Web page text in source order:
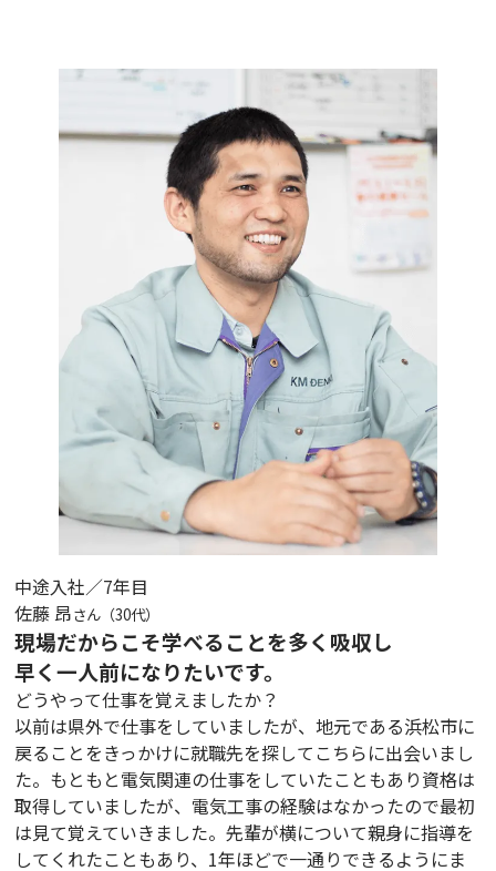
中途入社／7年目
佐藤 昂さん（30代）
現場だからこそ学べることを多く吸収し
早く一人前になりたいです。
どうやって仕事を覚えましたか？
以前は県外で仕事をしていましたが、地元である浜松市に
戻ることをきっかけに就職先を探してこちらに出会いまし
た。もともと電気関連の仕事をしていたこともあり資格は
取得していましたが、電気工事の経験はなかったので最初
は見て覚えていきました。先輩が横について親身に指導を
してくれたこともあり、1年ほどで一通りできるようにま